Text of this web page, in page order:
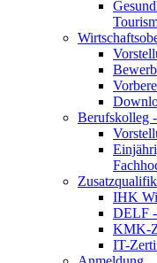
Berufskolleg
IHK
DELF
KMK-
IT-